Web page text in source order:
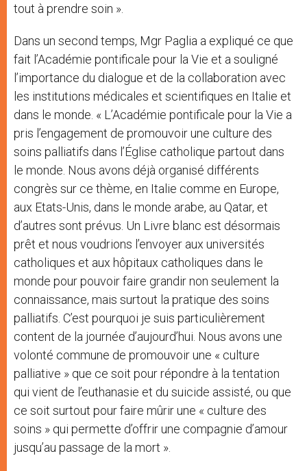
tout à prendre soin ».
Dans un second temps, Mgr Paglia a expliqué ce que
fait l’Académie pontificale pour la Vie et a souligné
l’importance du dialogue et de la collaboration avec
les institutions médicales et scientifiques en Italie et
dans le monde. « L’Académie pontificale pour la Vie a
pris l’engagement de promouvoir une culture des
soins palliatifs dans l’Église catholique partout dans
le monde. Nous avons déjà organisé différents
congrès sur ce thème, en Italie comme en Europe,
aux Etats-Unis, dans le monde arabe, au Qatar, et
d’autres sont prévus. Un Livre blanc est désormais
prêt et nous voudrions l’envoyer aux universités
catholiques et aux hôpitaux catholiques dans le
monde pour pouvoir faire grandir non seulement la
connaissance, mais surtout la pratique des soins
palliatifs. C’est pourquoi je suis particulièrement
content de la journée d’aujourd’hui. Nous avons une
volonté commune de promouvoir une « culture
palliative » que ce soit pour répondre à la tentation
qui vient de l’euthanasie et du suicide assisté, ou que
ce soit surtout pour faire mûrir une « culture des
soins » qui permette d’offrir une compagnie d’amour
jusqu’au passage de la mort ».